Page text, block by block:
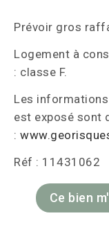
Prévoir gros
Logement à
: classe F.
Les
est exposé sont
:
Réf : 11431062
Ce bien